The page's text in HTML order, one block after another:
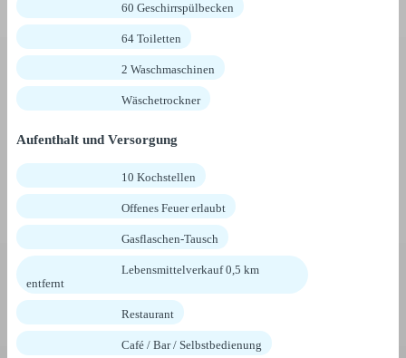
60 Geschirrspülbecken
64 Toiletten
2 Waschmaschinen
Wäschetrockner
Aufenthalt und Versorgung
10 Kochstellen
Offenes Feuer erlaubt
Gasflaschen-Tausch
Lebensmittelverkauf 0,5 km
entfernt
Restaurant
Café / Bar / Selbstbedienung